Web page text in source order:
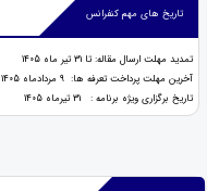
تاریخ های مهم کنفرانس
تمدید مهلت ارسال مقاله: تا 31 تیر ماه 1405
آخرین مهلت پرداخت تعرفه ها: 9 مردادماه 1405
تاریخ برگزاری ویژه برنامه : 31 تیرماه 1405